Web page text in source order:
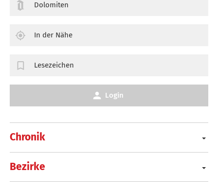
Chronik
Bezirke
Dolomiten
In der Nähe
Lesezeichen
Login